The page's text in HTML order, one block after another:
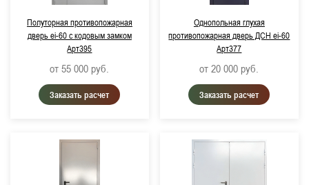
Примерный срок поставки:
RAL 7035, Светло-серый
RAL 9016, Транспортный белый
Полуторная противопожарная
дверь ei-60 с кодовым замком
Арт395
от 55 000 руб.
Заказать расчет
Однопольная глухая
противопожарная дверь ДСН ei-60
Арт377
от 20 000 руб.
Заказать расчет